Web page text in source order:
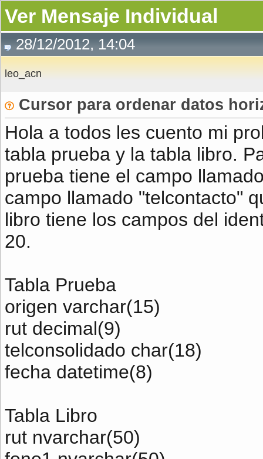
Ver Mensaje Individual
28/12/2012, 14:04
leo_acn
Cursor para ordenar datos
Hola a todos les cuento mi
tabla prueba y la tabla libro.
prueba tiene el campo
campo llamado "telcontacto"
libro tiene los campos del
20.
Tabla Prueba
origen varchar(15)
rut decimal(9)
telconsolidado char(18)
fecha datetime(8)
Tabla Libro
rut nvarchar(50)